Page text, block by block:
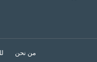
من نحن